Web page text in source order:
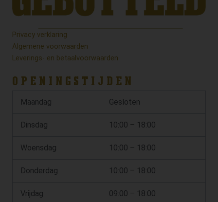
Privacy verklaring
Algemene voorwaarden
Leverings- en betaalvoorwaarden
OPENINGSTIJDEN
Maandag Gesloten
Dinsdag 10:00 – 18:00
Woensdag 10:00 – 18:00
Donderdag 10:00 – 18:00
Vrijdag 09:00 – 18:00